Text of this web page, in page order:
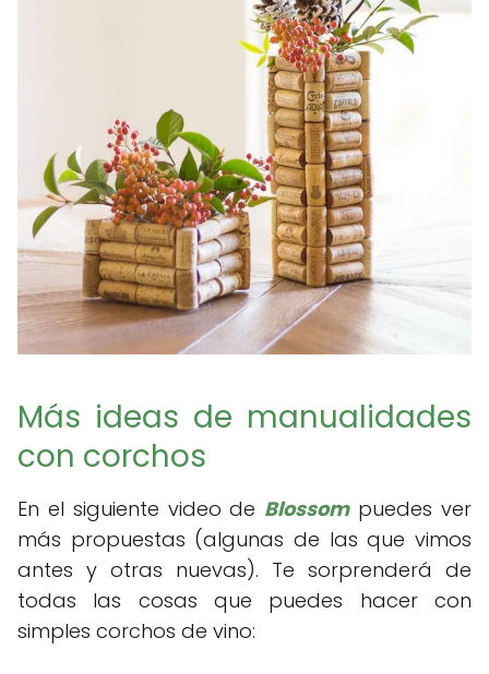
Más ideas de manualidades
con corchos
En el siguiente video de Blossompuedes ver
más propuestas (algunas de las que vimos
antes y otras nuevas). Te sorprenderá de
todas las cosas que puedes hacer con
simples corchos de vino: